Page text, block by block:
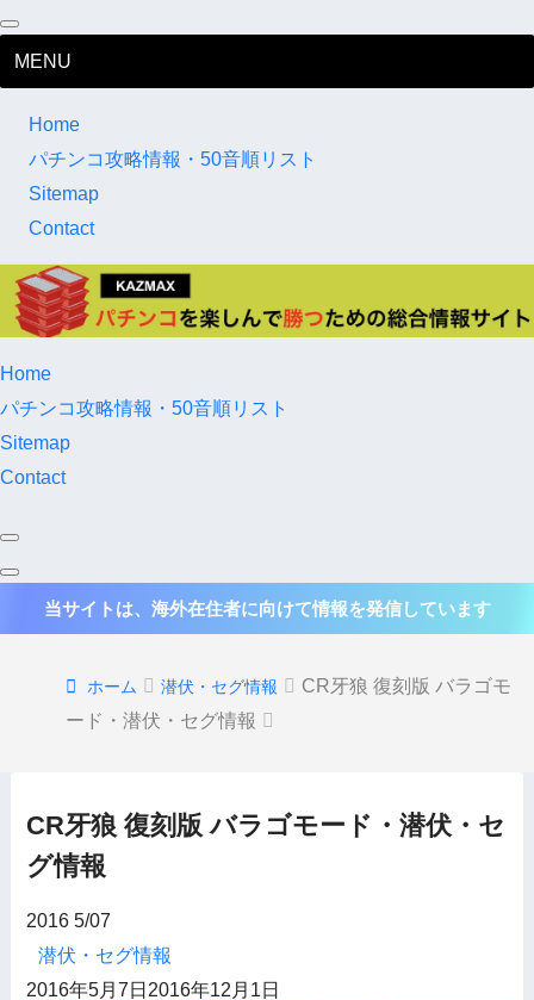
MENU
Home
パチンコ攻略情報・50音順リスト
Sitemap
Contact
Home
パチンコ攻略情報・50音順リスト
Sitemap
Contact
当サイトは、海外在住者に向けて情報を発信しています
ホーム 潜伏・セグ情報
CR牙狼 復刻版 バラゴモ
ード・潜伏・セグ情報
CR牙狼 復刻版 バラゴモード・潜伏・セ
グ情報
2016 5/07
潜伏・セグ情報
2016年5月7日 2016年12月1日